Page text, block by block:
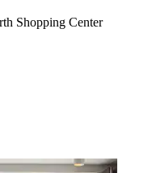
Shopping Center